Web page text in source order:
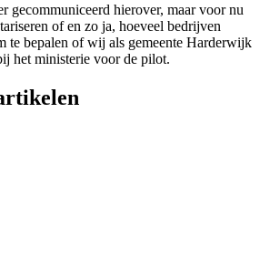
gecommuniceerd hierover, maar voor nu
of en zo ja, hoeveel bedrijven
te bepalen of wij als gemeente Harderwijk
het ministerie voor de pilot.